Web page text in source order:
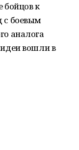
бойцов к
с боевым
аналога
вошли в